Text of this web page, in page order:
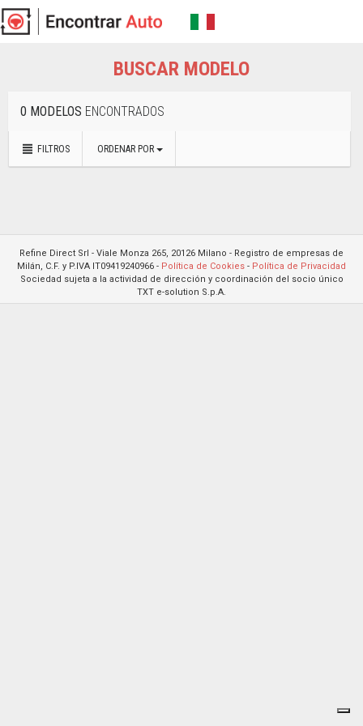
BUSCAR MODELO
0 MODELOS ENCONTRADOS
FILTROS ORDENAR POR
Refine Direct Srl - Viale Monza 265, 20126 Milano - Registro de empresas de
Milán, C.F. y P.IVA IT09419240966 - Política de Cookies - Política de Privacidad
Sociedad sujeta a la actividad de dirección y coordinación del socio único
TXT e-solution S.p.A.